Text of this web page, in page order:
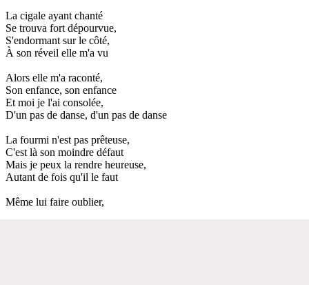
La cigale ayant chanté
Se trouva fort dépourvue,
S'endormant sur le côté,
À son réveil elle m'a vu
Alors elle m'a raconté,
Son enfance, son enfance
Et moi je l'ai consolée,
D'un pas de danse, d'un pas de danse
La fourmi n'est pas prêteuse,
C'est là son moindre défaut
Mais je peux la rendre heureuse,
Autant de fois qu'il le faut
Même lui faire oublier,